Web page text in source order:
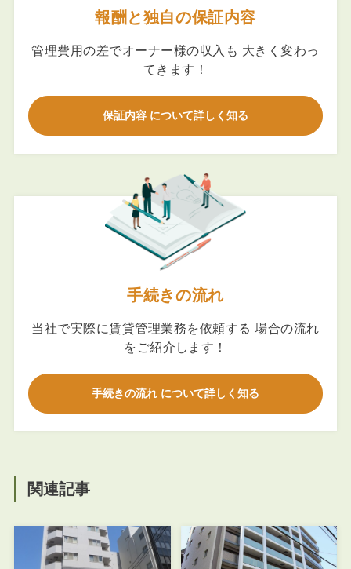
報酬と独自の保証内容
管理費用の差でオーナー様の収入も 大きく変わっ
てきます！
保証内容 について詳しく知る
手続きの流れ
当社で実際に賃貸管理業務を依頼する 場合の流れ
をご紹介します！
手続きの流れ について詳しく知る
関連記事